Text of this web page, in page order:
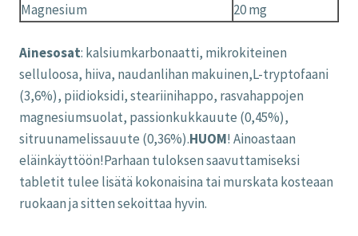
Magnesium 20 mg
Ainesosat: kalsiumkarbonaatti, mikrokiteinen
selluloosa, hiiva, naudanlihan makuinen,L-tryptofaani
(3,6%), piidioksidi, steariinihappo, rasvahappojen
magnesiumsuolat, passionkukkauute (0,45%),
sitruunamelissauute (0,36%).HUOM! Ainoastaan
eläinkäyttöön!Parhaan tuloksen saavuttamiseksi
tabletit tulee lisätä kokonaisina tai murskata kosteaan
ruokaan ja sitten sekoittaa hyvin.